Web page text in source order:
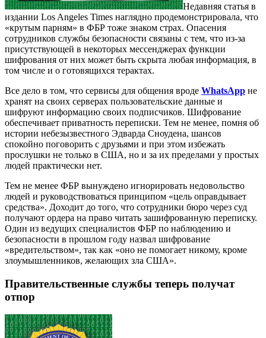
Недавняя статья в
издании Los Angeles Times наглядно продемонстрировала, что
«крутым парням» в ФБР тоже знаком страх. Опасения
сотрудников службы безопасности связаны с тем, что из-за
присутствующей в некоторых мессенджерах функции
шифрования от них может быть скрыта любая информация, в
том числе и о готовящихся терактах.
Все дело в том, что сервисы для общения вроде WhatsApp не
хранят на своих серверах пользовательские данные и
шифруют информацию своих подписчиков. Шифрование
обеспечивает приватность переписки. Тем не менее, помня об
истории небезызвестного Эдварда Сноудена, шансов
спокойно поговорить с друзьями и при этом избежать
прослушки не только в США, но и за их пределами у простых
людей практически нет.
Тем не менее ФБР вынуждено игнорировать недовольство
людей и руководствоваться принципом «цель оправдывает
средства». Доходит до того, что сотрудники бюро через суд
получают ордера на право читать зашифрованную переписку.
Один из ведущих специалистов ФБР по наблюдению и
безопасности в прошлом году назвал шифрование
«вредительством», так как «оно не помогает никому, кроме
злоумышленников, желающих зла США».
Правительственные службы теперь получат
отпор